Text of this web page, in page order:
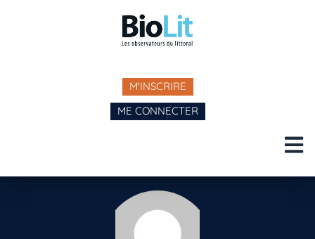
M'INSCRIRE
ME CONNECTER